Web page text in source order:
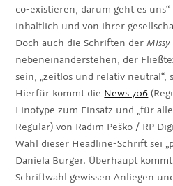
co-existieren, darum geht es
inhaltlich und von ihrer
Doch auch die Schriften derMissy
nebeneinanderstehen, der
sein, „zeitlos und relativ neutral“,
Hierfür kommt die News 706
Linotype zum Einsatz und „für
Regular) von Radim Peško / RP
Wahl dieser Headline-Schrift sei
Daniela Burger. Überhaupt
Schriftwahl gewissen Anliegen